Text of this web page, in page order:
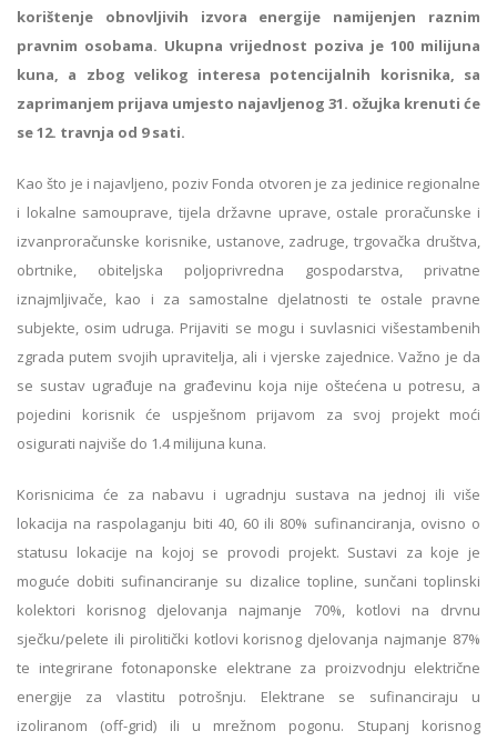
korištenje obnovljivih izvora energije namijenjen raznim
pravnim osobama. Ukupna vrijednost poziva je 100 milijuna
kuna, a zbog velikog interesa potencijalnih korisnika, sa
zaprimanjem prijava umjesto najavljenog 31. ožujka krenuti će
se 12. travnja od 9 sati.
Kao što je i najavljeno, poziv Fonda otvoren je za jedinice regionalne
i lokalne samouprave, tijela državne uprave, ostale proračunske i
izvanproračunske korisnike, ustanove, zadruge, trgovačka društva,
obrtnike, obiteljska poljoprivredna gospodarstva, privatne
iznajmljivače, kao i za samostalne djelatnosti te ostale pravne
subjekte, osim udruga. Prijaviti se mogu i suvlasnici višestambenih
zgrada putem svojih upravitelja, ali i vjerske zajednice. Važno je da
se sustav ugrađuje na građevinu koja nije oštećena u potresu, a
pojedini korisnik će uspješnom prijavom za svoj projekt moći
osigurati najviše do 1.4 milijuna kuna.
Korisnicima će za nabavu i ugradnju sustava na jednoj ili više
lokacija na raspolaganju biti 40, 60 ili 80% sufinanciranja, ovisno o
statusu lokacije na kojoj se provodi projekt. Sustavi za koje je
moguće dobiti sufinanciranje su dizalice topline, sunčani toplinski
kolektori korisnog djelovanja najmanje 70%, kotlovi na drvnu
sječku/pelete ili pirolitički kotlovi korisnog djelovanja najmanje 87%
te integrirane fotonaponske elektrane za proizvodnju električne
energije za vlastitu potrošnju. Elektrane se sufinanciraju u
izoliranom (off-grid) ili u mrežnom pogonu. Stupanj korisnog